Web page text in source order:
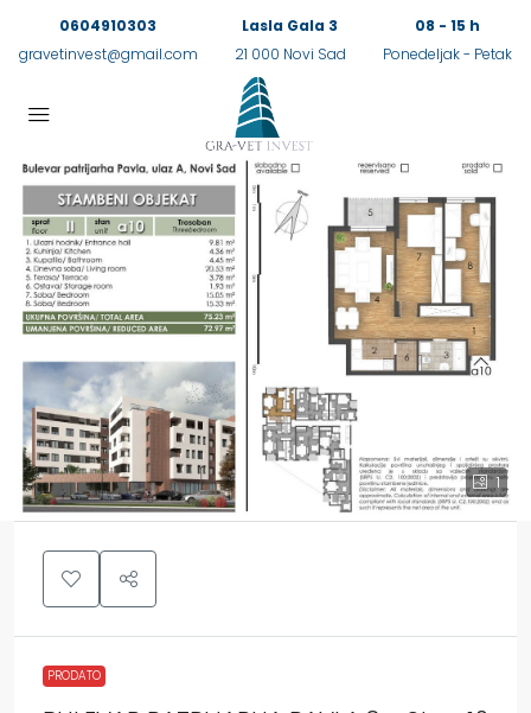
0604910303
gravetinvest@gmail.com
Lasla Gala 3
21 000 Novi Sad
08 - 15 h
Ponedeljak - Petak
1
PRODATO